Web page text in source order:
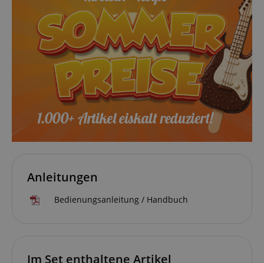
Anleitungen
Bedienungsanleitung / Handbuch
Im Set enthaltene Artikel